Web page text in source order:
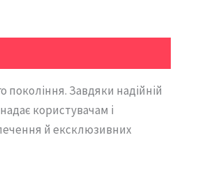
Завдяки надійній
користувачам і
й ексклюзивних